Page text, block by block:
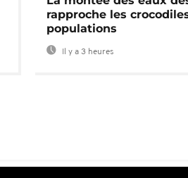
rapproche les
populations
Il y a 3 heures